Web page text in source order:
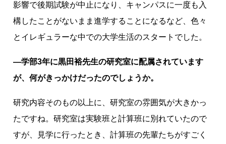
影響で後期試験が中止になり、キャンパスに一度も入
構したことがないまま進学することになるなど、色々
とイレギュラーな中での大学生活のスタートでした。
―学部3年に黒田裕先生の研究室に配属されています
が、何がきっかけだったのでしょうか。
研究内容そのもの以上に、研究室の雰囲気が大きかっ
たですね。研究室は実験班と計算班に別れていたので
すが、見学に行ったとき、計算班の先輩たちがすごく